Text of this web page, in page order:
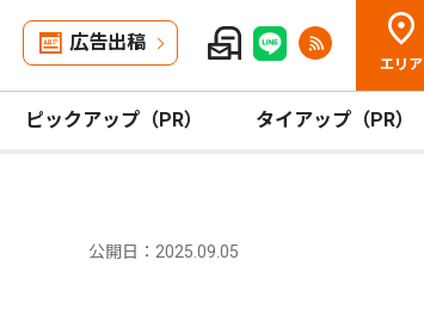
広告出稿
エリア
ピックアップ（PR） タイアップ（PR）
公開日：2025.09.05